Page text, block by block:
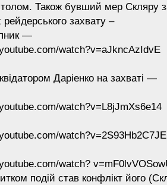
Також бувший мер Скляру
рейдерського захвату –
—
watch?v=aJkncAzIdvE
Даріенко на захваті —
watch?v=L8jJmXs6e14
watch?v=2S93Hb2C7JE
watch?
подій став конфлікт його